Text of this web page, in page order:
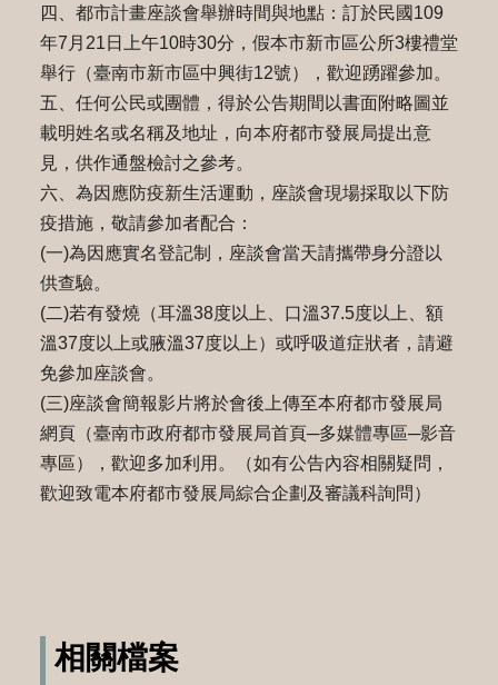
四、都市計畫座談會舉辦時間與地點：訂於民國109
年7月21日上午10時30分，假本市新市區公所3樓禮堂
舉行（臺南市新市區中興街12號），歡迎踴躍參加。
五、任何公民或團體，得於公告期間以書面附略圖並
載明姓名或名稱及地址，向本府都市發展局提出意
見，供作通盤檢討之參考。
六、為因應防疫新生活運動，座談會現場採取以下防
疫措施，敬請參加者配合：
(一)為因應實名登記制，座談會當天請攜帶身分證以
供查驗。
(二)若有發燒（耳溫38度以上、口溫37.5度以上、額
溫37度以上或腋溫37度以上）或呼吸道症狀者，請避
免參加座談會。
(三)座談會簡報影片將於會後上傳至本府都市發展局
網頁（臺南市政府都市發展局首頁─多媒體專區─影音
專區），歡迎多加利用。（如有公告內容相關疑問，
歡迎致電本府都市發展局綜合企劃及審議科詢問）
相關檔案